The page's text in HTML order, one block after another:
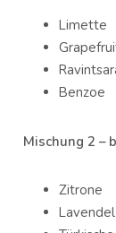
Limette
Benzoe
Mischung 2 –
Zitrone
Lavendel